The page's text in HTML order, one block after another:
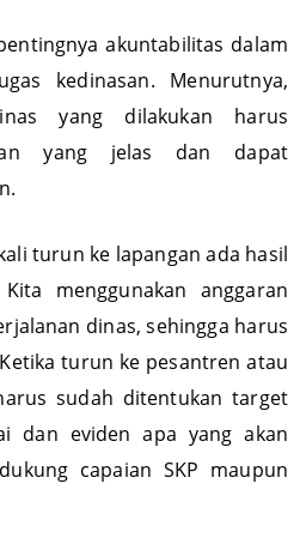
akuntabilitas dalam
kedinasan. Menurutnya,
yang dilakukan harus
yang jelas dan dapat
turun ke lapangan ada hasil
menggunakan anggaran
dinas, sehingga harus
turun ke pesantren atau
sudah ditentukan target
dan eviden apa yang akan
capaian SKP maupun